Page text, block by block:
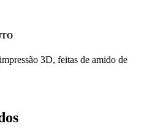
3D, feitas de amido de